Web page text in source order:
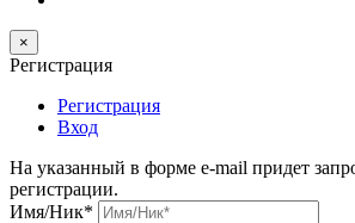
×
Регистрация
Регистрация
Вход
На указанный в форме e-mail придет
регистрации.
Имя/Ник*